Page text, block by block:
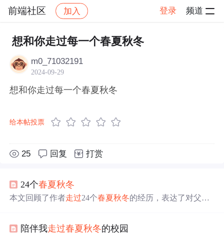
前端社区 加入 登录 频道
社区 前端社区 感慨 帖子详情
想和你走过每一个春夏秋冬
m0_71032191
2024-09-29
想和你走过每一个春夏秋冬
给本帖投票
25 回复 打赏
24个春夏秋冬
本文回顾了作者走过24个春夏秋冬的经历，表达了对父母
陪伴我走过春夏秋冬的校园